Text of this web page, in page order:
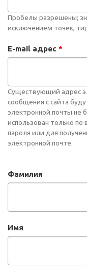
Пробелы разрешены;
исключением точек,
E-mail адрес *
Существующий адрес
сообщения с сайта
электронной почты не
использован только
пароля или для
электронной почте.
Фамилия
Имя